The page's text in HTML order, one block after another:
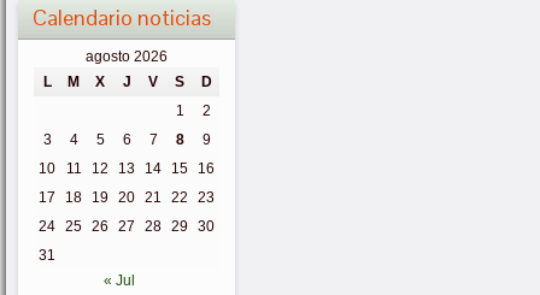
Calendario noticias
agosto 2026
L
M X J V S
D
1
2
3
4 5 6 7 8
9
10
11 12 13 14 15
16
17
18 19 20 21 22
23
24 25 26 27 28 29 30
31
« Jul